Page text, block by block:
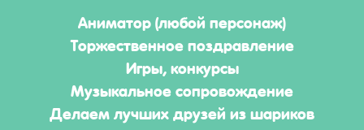
Аниматор (любой персонаж)
Торжественное поздравление
Игры, конкурсы
Музыкальное сопровождение
Делаем лучших друзей из шариков